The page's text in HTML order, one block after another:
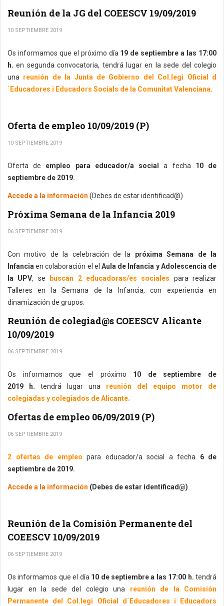
Reunión de la JG del COEESCV 19/09/2019
10 SEPTIEMBRE 2019
Os informamos que el próximo día 19 de septiembre a las 17:00
h. en segunda convocatoria, tendrá lugar en la sede del colegio
una reunión de la Junta de Gobierno del Col.legi Oficial d
´Educadores i Educadors Socials de la Comunitat Valenciana.
Oferta de empleo 10/09/2019 (P)
10 SEPTIEMBRE 2019
Oferta de empleo para educador/a sociala fecha 10 de
septiembre de 2019.
Accede a la información (Debes de estar identificad@)
Próxima Semana de la Infancia 2019
06 SEPTIEMBRE 2019
Con motivo de la celebración de la próxima Semana de la
Infancia en colaboración el el Aula de Infancia y Adolescencia de
la UPV, se buscan 2 educadoras/es sociales para realizar
Talleres en la Semana de la Infancia, con experiencia en
dinamización de grupos.
Reunión de colegiad@s COEESCV Alicante
10/09/2019
06 SEPTIEMBRE 2019
Os informamos que el próximo 10 de septiembre de
2019 h. tendrá lugar una reunión del equipo motor de
colegiadas y colegiados de Alicante.
Ofertas de empleo 06/09/2019 (P)
06 SEPTIEMBRE 2019
2 ofertas de empleo para educador/a social a fecha 6 de
septiembre de 2019.
Accede a la información (Debes de estar identificad@)
Reunión de la Comisión Permanente del
COEESCV 10/09/2019
06 SEPTIEMBRE 2019
Os informamos que el día 10 de septiembre a las 17:00 h. tendrá
lugar en la sede del colegio una reunión de la Comisión
Permanente del Col.legi Oficial d´Educadores i Educadors